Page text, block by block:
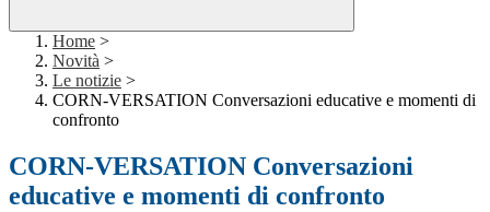
Home >
Novità >
Le notizie >
CORN-VERSATION Conversazioni educative e momenti di
confronto
CORN-VERSATION Conversazioni
educative e momenti di confronto